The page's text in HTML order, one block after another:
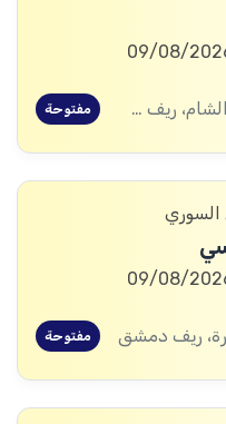
معضمية الشام، ريف دمشق مفتوحة
السوري
ريف دمشق مفتوحة